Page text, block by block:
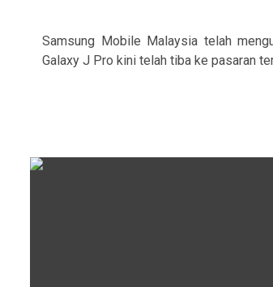
Samsung Mobile Malaysia telah
Galaxy J Pro kini telah tiba ke pasaran